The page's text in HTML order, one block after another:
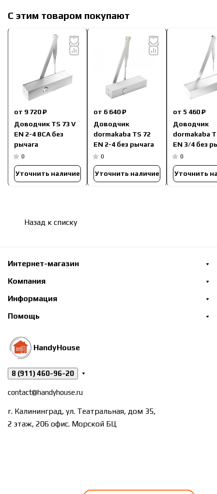
С этим товаром покупают
от 9 720 ₽
Доводчик TS 73 V
EN 2-4 BCA без
рычага
0
Уточнить наличие
от 6 640 ₽
Доводчик
dormakaba TS 72
EN 2-4 без рычага
0
Уточнить наличие
от 5 460 ₽
Доводчик
dormakaba
EN 3/4 без
0
Уточнить
Назад к списку
Интернет-магазин
Компания
Информация
Помощь
HandyHouse
8 (911) 460-96-20
contact@handyhouse.ru
г. Калининград, ул. Театральная, дом 35,
2 этаж, 206 офис. Морской БЦ